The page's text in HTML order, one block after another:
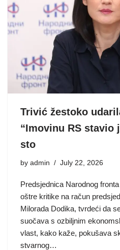
Trivić žestoko
“Imovinu RS stavio
sto
by admin July 22, 2026
Predsjednica Narodnog
oštre kritike na račun
Milorada Dodika, tvrdeći da
suočava s ozbiljnim
vlast, kako kaže, pokušava
stvarnog…